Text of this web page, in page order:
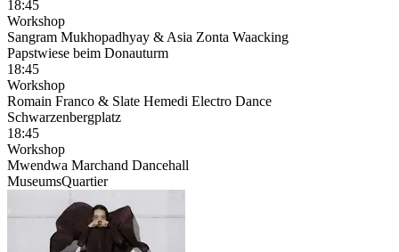
18:45
Workshop
Sangram Mukhopadhyay & Asia Zonta Waacking
Papstwiese beim Donauturm
18:45
Workshop
Romain Franco & Slate Hemedi Electro Dance
Schwarzenbergplatz
18:45
Workshop
Mwendwa Marchand Dancehall
MuseumsQuartier